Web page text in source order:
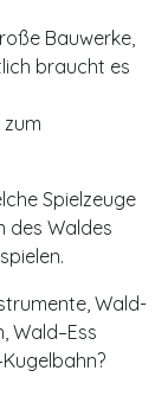
Bauwerke,
braucht es
Spielzeuge
des Waldes
Wald-
Wald–Ess